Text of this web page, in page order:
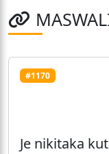
#1170
Je nikitaka